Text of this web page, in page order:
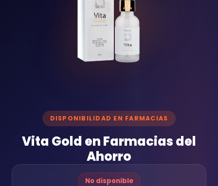
DISPONIBILIDAD EN FARMACIAS
Vita Gold en Farmacias del
Ahorro
No disponible